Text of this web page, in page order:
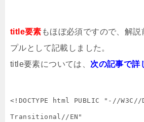
title要素 もほぼ必須ですので、解
プルとして記載しました。
title要素については、 次の記事で詳
<!DOCTYPE html PUBLIC "-//W3C//
Transitional//EN"